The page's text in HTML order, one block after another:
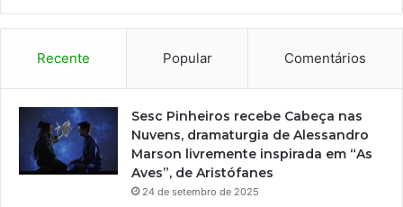
Recente Popular Comentários
Sesc Pinheiros recebe Cabeça nas
Nuvens, dramaturgia de Alessandro
Marson livremente inspirada em “As
Aves”, de Aristófanes
24 de setembro de 2025